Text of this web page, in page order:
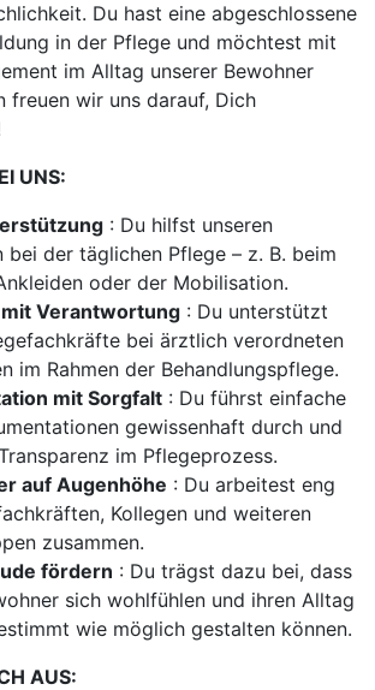
Du hast eine abgeschlossene
in der Pflege und möchtest mit
im Alltag unserer Bewohner
freuen wir uns darauf, Dich
UNS:
: Du hilfst unseren
bei der täglichen Pflege – z. B. beim
oder der Mobilisation.
Verantwortung : Du unterstützt
bei ärztlich verordneten
im Rahmen der Behandlungspflege.
mit Sorgfalt : Du führst einfache
gewissenhaft durch und
im Pflegeprozess.
auf Augenhöhe : Du arbeitest eng
Kollegen und weiteren
zusammen.
fördern : Du trägst dazu bei, dass
sich wohlfühlen und ihren Alltag
wie möglich gestalten können.
AUS: